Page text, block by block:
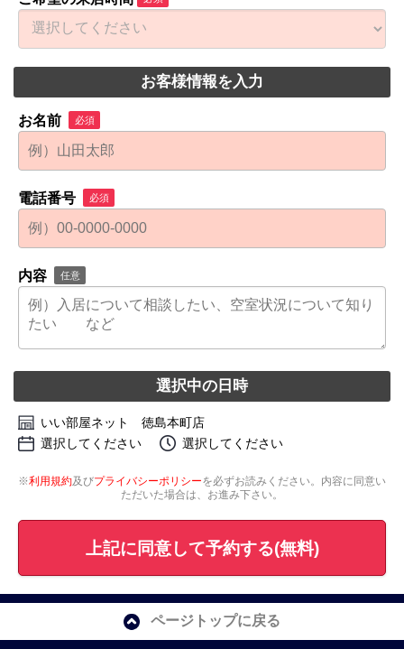
お客様情報を入力
お名前 必須
電話番号 必須
内容 任意
選択中の日時
いい部屋ネット 徳島本町店
選択してください
選択してください
※利用規約及びプライバシーポリシーを必ずお読みください。内容に同意い
ただいた場合は、お進み下さい。
上記に同意して予約する(無料)
ページトップに戻る